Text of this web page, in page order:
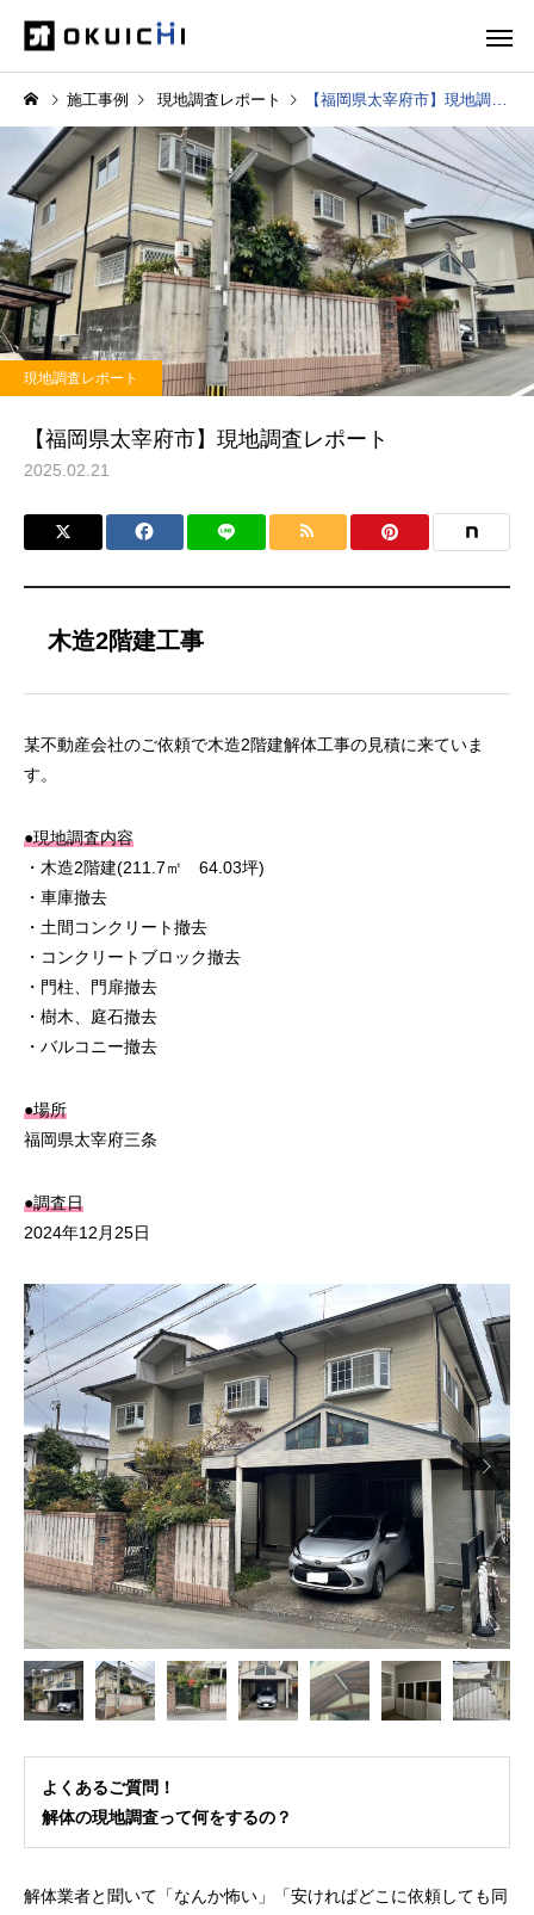
施工事例 現地調査レポート 【福岡県太宰府市】現地調査レポート
現地調査レポート
【福岡県太宰府市】現地調査レポート
2025.02.21
木造2階建工事
某不動産会社のご依頼で木造2階建解体工事の見積に来ていま
す。
●現地調査内容
・木造2階建(211.7㎡ 64.03坪)
・車庫撤去
・土間コンクリート撤去
・コンクリートブロック撤去
・門柱、門扉撤去
・樹木、庭石撤去
・バルコニー撤去
●場所
福岡県太宰府三条
●調査日
2024年12月25日

よくあるご質問！
解体の現地調査って何をするの？
解体業者と聞いて「なんか怖い」「安ければどこに依頼しても同